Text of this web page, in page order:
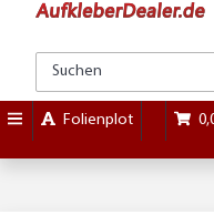
Folienplot